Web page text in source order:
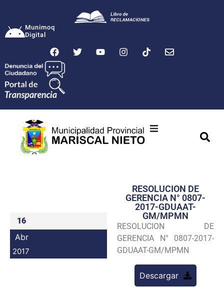
Munimoq
Digital
Transparencia
Seguridad
Programas
16
Abr
2017
RESOLUCION DE
GERENCIA N° 0807-
2017-GDUAAT-
GM/MPMN
RESOLUCION DE
GERENCIA N° 0807-2017-
GDUAAT-GM/MPMN
Descargar